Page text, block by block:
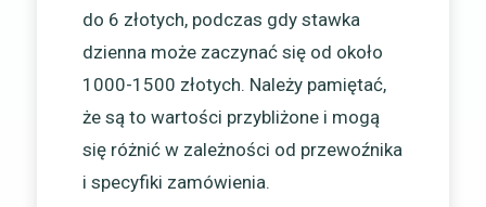
do 6 złotych, podczas gdy stawka
dzienna może zaczynać się od około
1000-1500 złotych. Należy pamiętać,
że są to wartości przybliżone i mogą
się różnić w zależności od przewoźnika
i specyfiki zamówienia.